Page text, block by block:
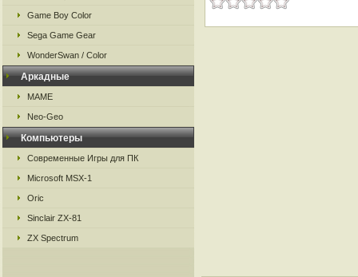
Game Boy Color
Sega Game Gear
WonderSwan / Color
Аркадные
MAME
Neo-Geo
Компьютеры
Современные Игры для ПК
Microsoft MSX-1
Oric
Sinclair ZX-81
ZX Spectrum